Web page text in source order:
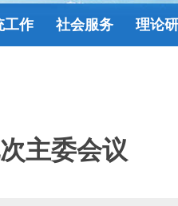
工作 社会服务 理论
主委会议